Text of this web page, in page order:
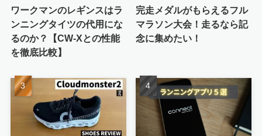
ワークマンのレギンスはラ
ンニングタイツの代用にな
るのか？【CW-Xとの性能
を徹底比較】
完走メダルがもらえるフル
マラソン大会！走るなら記
念に集めたい！